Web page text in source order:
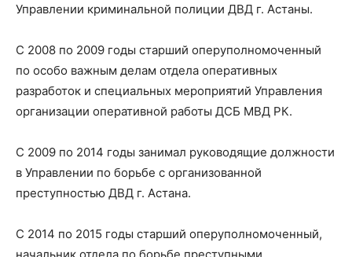
Управлении криминальной полиции ДВД г. Астаны.
С 2008 по 2009 годы старший оперуполномоченный
по особо важным делам отдела оперативных
разработок и специальных мероприятий Управления
организации оперативной работы ДСБ МВД РК.
С 2009 по 2014 годы занимал руководящие должности
в Управлении по борьбе с организованной
преступностью ДВД г. Астана.
С 2014 по 2015 годы старший оперуполномоченный,